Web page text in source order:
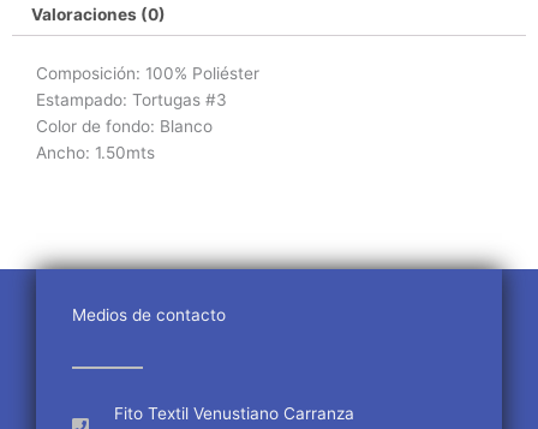
Valoraciones (0)
Composición: 100% Poliéster
Estampado: Tortugas #3
Color de fondo: Blanco
Ancho: 1.50mts
Medios de contacto
Fito Textil Venustiano Carranza